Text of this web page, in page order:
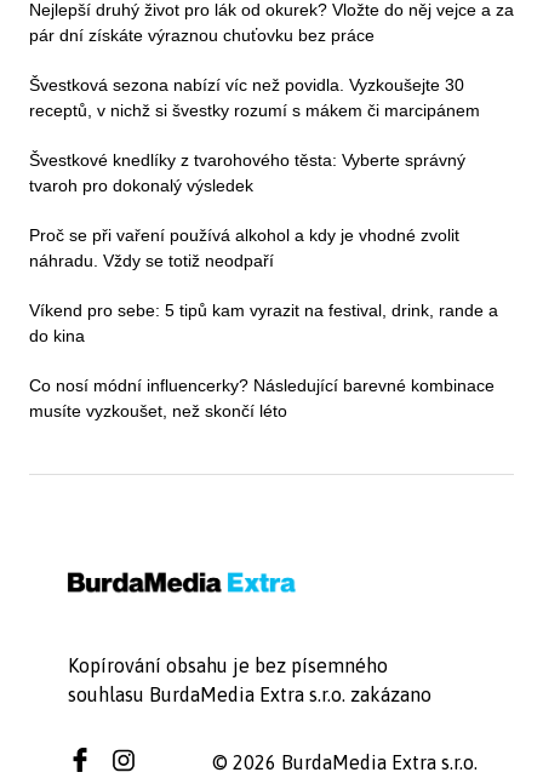
Nejlepší druhý život pro lák od okurek? Vložte do něj vejce a za
pár dní získáte výraznou chuťovku bez práce
Švestková sezona nabízí víc než povidla. Vyzkoušejte 30
receptů, v nichž si švestky rozumí s mákem či marcipánem
Švestkové knedlíky z tvarohového těsta: Vyberte správný
tvaroh pro dokonalý výsledek
Proč se při vaření používá alkohol a kdy je vhodné zvolit
náhradu. Vždy se totiž neodpaří
Víkend pro sebe: 5 tipů kam vyrazit na festival, drink, rande a
do kina
Co nosí módní influencerky? Následující barevné kombinace
musíte vyzkoušet, než skončí léto
Kopírování obsahu je bez písemného
souhlasu BurdaMedia Extra s.r.o. zakázano
© 2026 BurdaMedia Extra s.r.o.